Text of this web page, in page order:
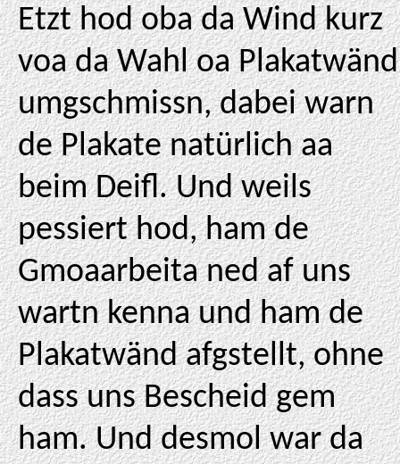
Etzt hod oba da Wind kurz
voa da Wahl oa Plakatwänd
umgschmissn, dabei warn
de Plakate natürlich aa
beim Deifl. Und weils
pessiert hod, ham de
Gmoaarbeita ned af uns
wartn kenna und ham de
Plakatwänd afgstellt, ohne
dass uns Bescheid gem
ham. Und desmol war da